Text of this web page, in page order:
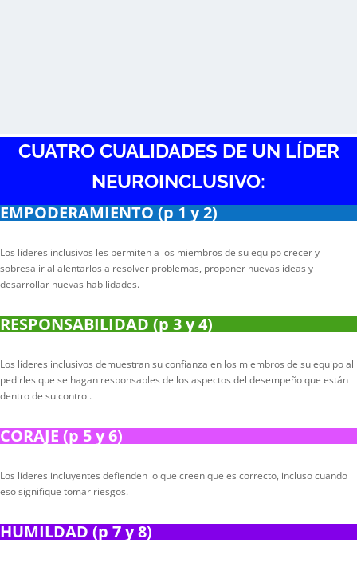
CUATRO CUALIDADES DE UN LÍDER
NEUROINCLUSIVO:
EMPODERAMIENTO (p 1 y 2)
Los líderes inclusivos les permiten a los miembros de su equipo crecer y
sobresalir al alentarlos a resolver problemas, proponer nuevas ideas y
desarrollar nuevas habilidades.
RESPONSABILIDAD (p 3 y 4)
Los líderes inclusivos demuestran su confianza en los miembros de su equipo al
pedirles que se hagan responsables de los aspectos del desempeño que están
dentro de su control.
CORAJE (p 5 y 6)
Los líderes incluyentes defienden lo que creen que es correcto, incluso cuando
eso signifique tomar riesgos.
HUMILDAD (p 7 y 8)